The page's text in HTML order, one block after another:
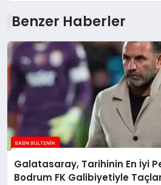
Benzer Haberler
Galatasaray, Tarihinin En İyi
Bodrum FK Galibiyetiyle